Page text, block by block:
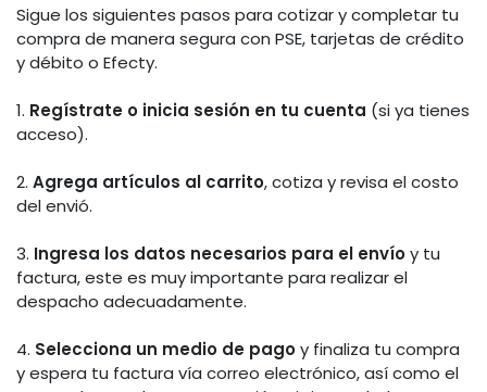
Sigue los siguientes pasos para cotizar y completar tu
compra de manera segura con PSE, tarjetas de crédito
y débito o Efecty.
1. Regístrate o inicia sesión en tu cuenta (si ya tienes
acceso).
2. Agrega artículos al carrito, cotiza y revisa el costo
del envió.
3. Ingresa los datos necesarios para el envíoy tu
factura, este es muy importante para realizar el
despacho adecuadamente.
4. Selecciona un medio de pagoy finaliza tu compra
y espera tu factura vía correo electrónico, así como el